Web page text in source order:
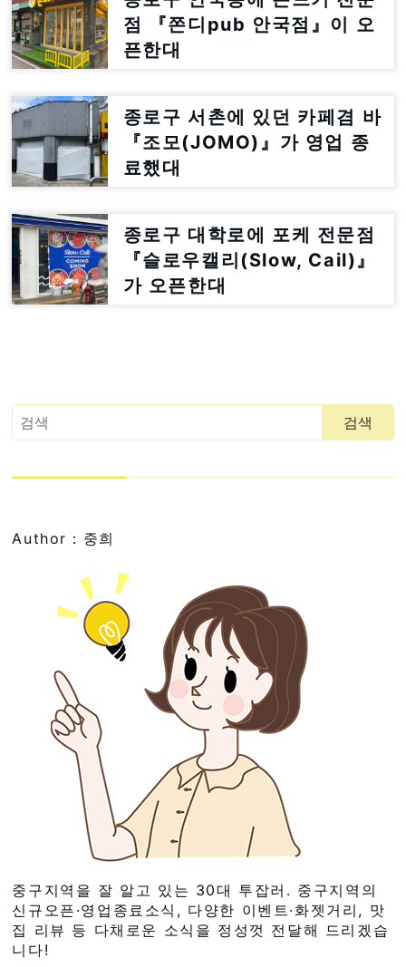
점 『쫀디pub 안국점』이 오
픈한대
종로구 서촌에 있던 카페겸 바
『조모(JOMO)』가 영업 종
료했대
종로구 대학로에 포케 전문점
『슬로우캘리(Slow, Cail)』
가 오픈한대
Author：중희
중구지역을 잘 알고 있는 30대 투잡러. 중구지역의
신규오픈·영업종료소식, 다양한 이벤트·화젯거리, 맛
집 리뷰 등 다채로운 소식을 정성껏 전달해 드리겠습
니다!